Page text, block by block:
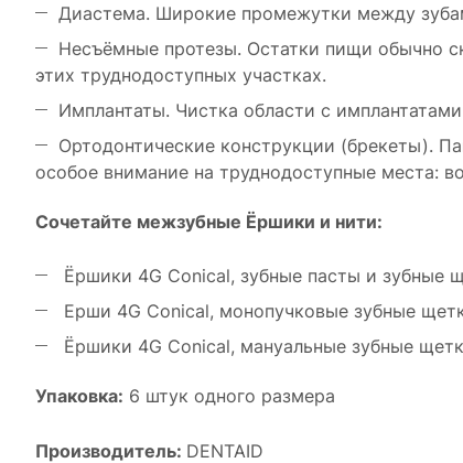
Диастема. Широкие промежутки между
Несъёмные протезы. Остатки пищи обычно
этих труднодоступных участках.
Имплантаты. Чистка области с
Ортодонтические конструкции (брекеты).
особое внимание на труднодоступные места:
Сочетайте межзубные Ёршики и нити:
Ёршики 4G Conical, зубные пасты и зубные
Ерши 4G Conical, монопучковые зубные
Ёршики 4G Conical, мануальные зубные
Упаковка: 6 штук одного размера
Производитель: DENTAID